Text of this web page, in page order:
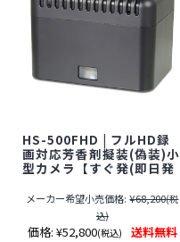
HS-500FHD | フルHD録
画対応芳香剤擬装(偽装)小
型カメラ【すぐ発(即日発
送)】【サンメカトロニク
ス】【スパイカメラ】
【小型カメラ】【隠しカ
メラ】
メーカー希望小売価格: ¥68,200(税
込)
価格: ¥52,800(税込) 送料無料